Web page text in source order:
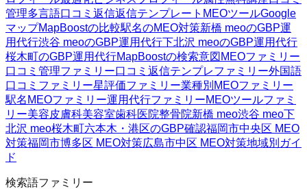
管理多言語口コミ返信返信テンプレート MEOツールGoogle
マップMapBoostの比較駅名のMEO対策新橋 meoのGBP運
用代行渋谷 meoのGBP運用代行下北沢 meoのGBP運用代行
桜木町のGBP運用代行MapBoostの検索意図 MEOファミリー
口コミ管理ファミリー口コミ返信テンプレファミリー外国語
口コミファミリー星評価ファミリー業種別MEOファミリー
駅名MEOファミリー運用代行ファミリーMEOツールファミ
リー美容皮膚科美容室歯科医院整骨院新橋 meo渋谷 meo下
北沢 meo桜木町六本木・港区のGBP確認福岡市中央区 MEO
対策福岡市博多区 MEO対策広島市中区 MEO対策地域別ガイ
ド
検索語ファミリー